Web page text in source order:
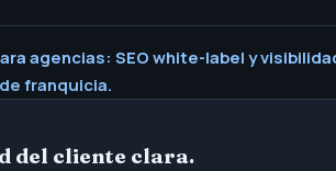
agencias: SEO white-label y
franquicia.
del cliente clara.